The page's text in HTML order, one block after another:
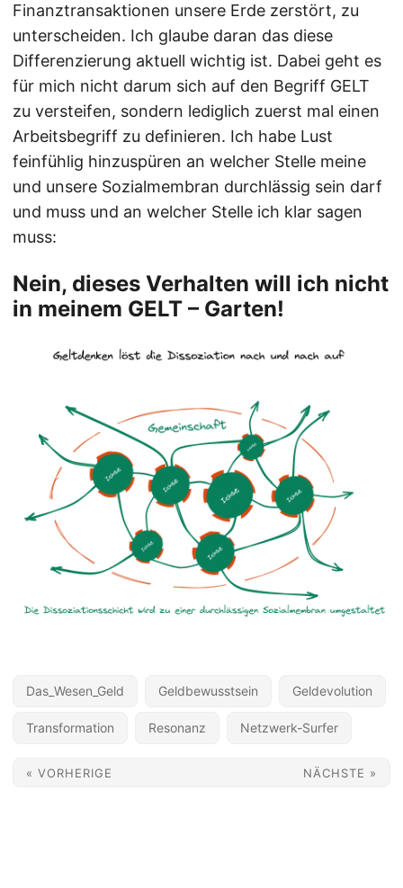
Finanztransaktionen unsere Erde zerstört, zu
unterscheiden. Ich glaube daran das diese
Differenzierung aktuell wichtig ist. Dabei geht es
für mich nicht darum sich auf den Begriff GELT
zu versteifen, sondern lediglich zuerst mal einen
Arbeitsbegriff zu definieren. Ich habe Lust
feinfühlig hinzuspüren an welcher Stelle meine
und unsere Sozialmembran durchlässig sein darf
und muss und an welcher Stelle ich klar sagen
muss:
Nein, dieses Verhalten will ich nicht
in meinem GELT – Garten!
Das_Wesen_Geld Geldbewusstsein Geldevolution
Transformation Resonanz Netzwerk-Surfer
« VORHERIGE NÄCHSTE »